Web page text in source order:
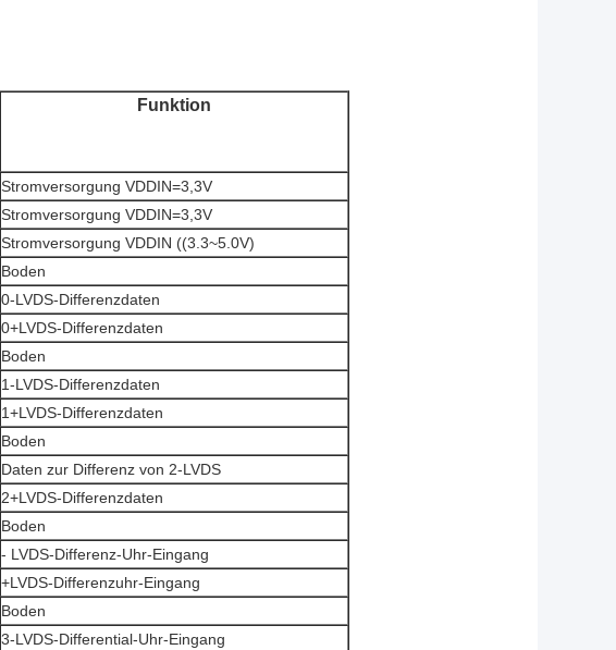
Funktion
Stromversorgung VDDIN=3,3V
Stromversorgung VDDIN=3,3V
Stromversorgung VDDIN ((3.3~5.0V)
Boden
0-LVDS-Differenzdaten
0+LVDS-Differenzdaten
Boden
1-LVDS-Differenzdaten
1+LVDS-Differenzdaten
Boden
Daten zur Differenz von 2-LVDS
2+LVDS-Differenzdaten
Boden
- LVDS-Differenz-Uhr-Eingang
+LVDS-Differenzuhr-Eingang
Boden
3-LVDS-Differential-Uhr-Eingang